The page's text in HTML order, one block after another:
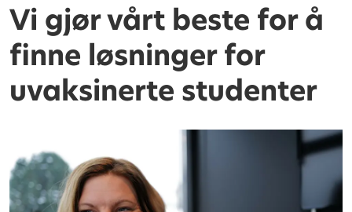
Vi gjør vårt beste for å
finne løsninger for
uvaksinerte studenter